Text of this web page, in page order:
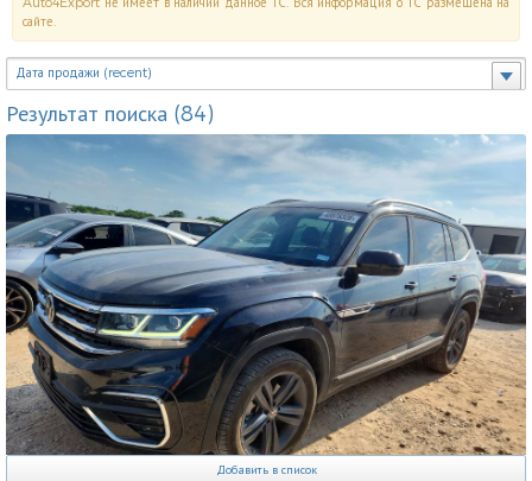
сайте.
Дата продажи (recent)
Результат поиска (84)
Добавить в список